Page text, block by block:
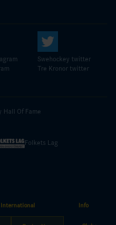
International Info
Swehockey twitter
Tre Kronor twitter
Hall Of Fame
Folkets Lag